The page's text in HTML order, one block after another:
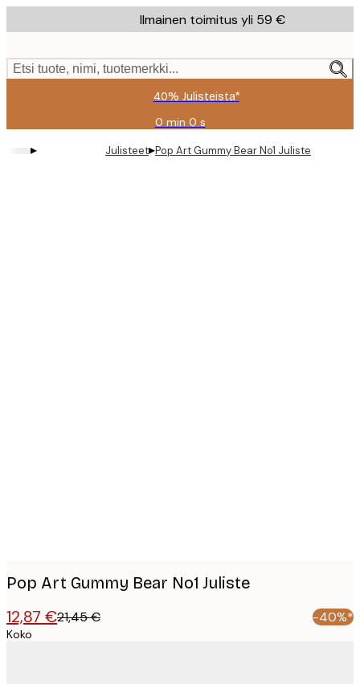
to
content.
Ilmainen toimitus yli 59 €
Etsi tuote, nimi, tuotemerkki...
40% Julisteista*
0 min 0 s
Voimassa
asti:
2026-
▸ Julisteet▸Pop Art Gummy Bear No1 Juliste
Pop Art Gummy Bear No1 Juliste
12,87 €21,45 € -40%*
Koko